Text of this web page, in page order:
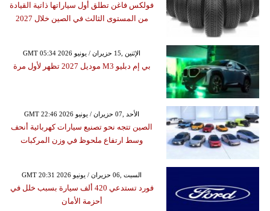
فولكس فاغن تطلق أول سياراتها ذاتية القيادة
من المستوى الثالث في الصين خلال 2027
GMT 05:34 2026 الإثنين ,15 حزيران / يونيو
بي إم دبليو M3 موديل 2027 تظهر لأول مرة
GMT 22:46 2026 الأحد ,07 حزيران / يونيو
الصين تتجه نحو تصنيع سيارات كهربائية أنحف
وسط ارتفاع ملحوظ في وزن المركبات
GMT 20:31 2026 السبت ,06 حزيران / يونيو
فورد تستدعي 420 ألف سيارة بسبب خلل في
أحزمة الأمان